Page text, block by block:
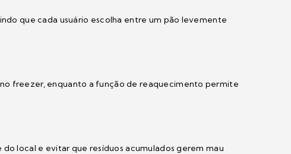
que cada usuário escolha entre um pão levemente
freezer, enquanto a função de reaquecimento permite
local e evitar que resíduos acumulados gerem mau